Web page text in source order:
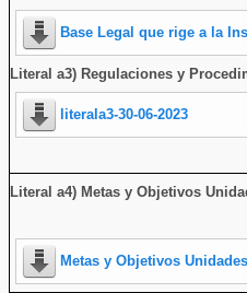
Base Legal que rige a la
Literal a3) Regulaciones y
literala3-30-06-2023
Literal a4) Metas y Objetivos
Metas y Objetivos